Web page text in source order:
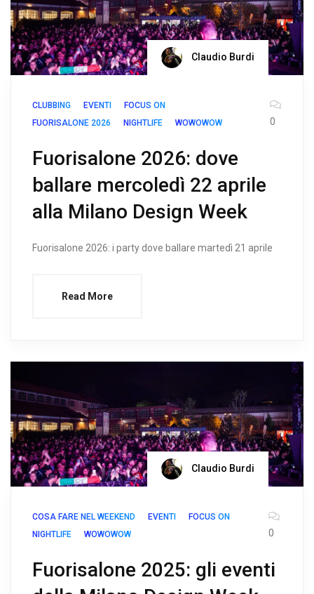
Claudio Burdi
CLUBBING EVENTI
FOCUS ON
FUORISALONE 2026
NIGHTLIFE WOWOWOW 0
Fuorisalone 2026: dove
ballare mercoledì 22 aprile
alla Milano Design Week
Fuorisalone 2026: i party dove ballare martedì 21 aprile
Read More
Claudio Burdi
COSA FARE NEL WEEKEND EVENTI
FOCUS ON
NIGHTLIFE
WOWOWOW 0
Fuorisalone 2025: gli eventi